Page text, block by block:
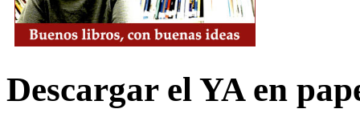
Descargar el YA en